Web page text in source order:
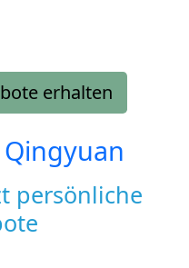
erhalten
Qingyuan
persönliche